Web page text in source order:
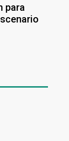
para